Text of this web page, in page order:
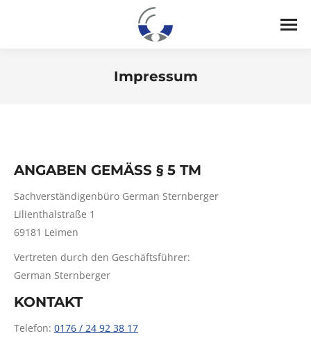
Impressum
ANGABEN GEMÄSS § 5 TM
Sachverständigenbüro German Sternberger
Lilienthalstraße 1
69181 Leimen
Vertreten durch den Geschäftsführer:
German Sternberger
KONTAKT
Telefon: 0176 / 24 92 38 17